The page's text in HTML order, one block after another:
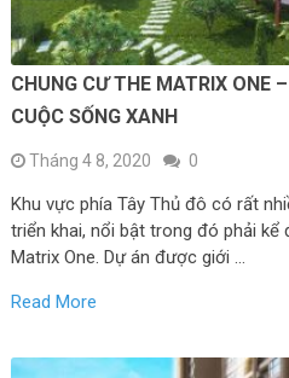
CHUNG CƯ THE MATRIX ONE
CUỘC SỐNG XANH
Tháng 4 8, 2020 0
Khu vực phía Tây Thủ đô có rất
triển khai, nổi bật trong đó phải kể
Matrix One. Dự án được giới …
Read More